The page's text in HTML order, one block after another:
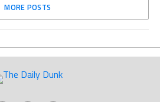
MORE POSTS